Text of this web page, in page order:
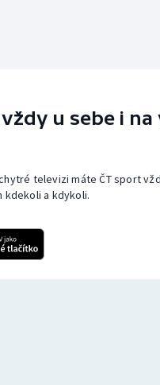
u sebe i na
televizi máte ČT sport
kdekoli a kdykoli.